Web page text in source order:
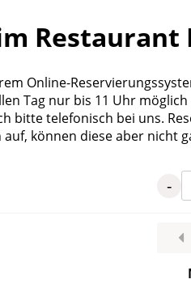
Online-
Tag nur bis 11 Uhr
bitte telefonisch bei uns.
können diese aber nicht
-